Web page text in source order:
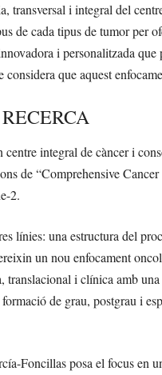
transversal i integral del
de cada tipus de tumor per
i personalitzada
que aquest
centre integral de càncer i
de “Comprehensive
2.
línies: una estructura del
un nou enfocament
translacional i clínica amb
de grau, postgrau i
Foncillas posa el focus en